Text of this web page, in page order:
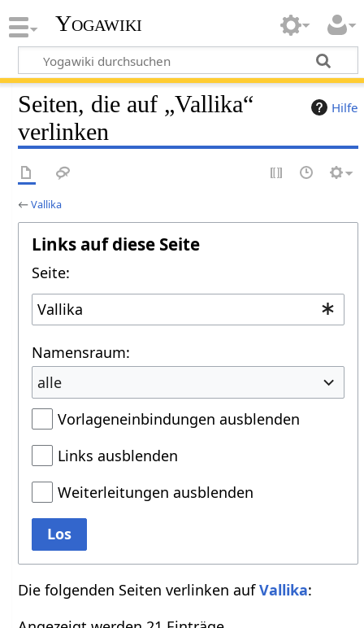
Yogawiki
Hilfe
Seiten, die auf „Vallika“
verlinken
←Vallika
Links auf diese Seite
Seite:
Namensraum:
alle
Vorlageneinbindungen ausblenden
Links ausblenden
Weiterleitungen ausblenden
Los
Die folgenden Seiten verlinken aufVallika: